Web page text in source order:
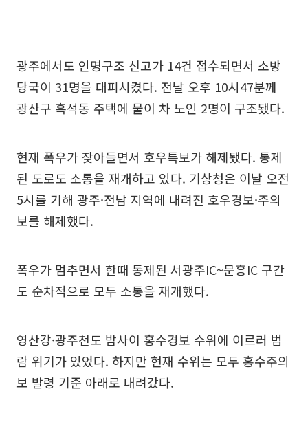
광주에서도 인명구조 신고가 14건 접수되면서 소방
당국이 31명을 대피시켰다. 전날 오후 10시47분께
광산구 흑석동 주택에 물이 차 노인 2명이 구조됐다.
현재 폭우가 잦아들면서 호우특보가 해제됐다. 통제
된 도로도 소통을 재개하고 있다. 기상청은 이날 오전
5시를 기해 광주·전남 지역에 내려진 호우경보·주의
보를 해제했다.
폭우가 멈추면서 한때 통제된 서광주IC~문흥IC 구간
도 순차적으로 모두 소통을 재개했다.
영산강·광주천도 밤사이 홍수경보 수위에 이르러 범
람 위기가 있었다. 하지만 현재 수위는 모두 홍수주의
보 발령 기준 아래로 내려갔다.